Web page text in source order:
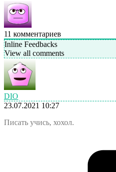
11 комментариев
Inline Feedbacks
View all comments
DIO
23.07.2021 10:27
Писать учись, хохол.